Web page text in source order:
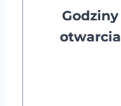
Godziny
otwarcia